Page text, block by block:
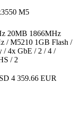
M5
20MB 1866MHz
/ M5210 1GB Flash /
/ 4x GbE / 2 / 4 /
/ 2
4 359.66 EUR